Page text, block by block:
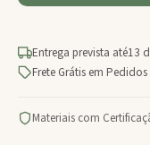
Entrega prevista até13
Frete Grátis em
Materiais com